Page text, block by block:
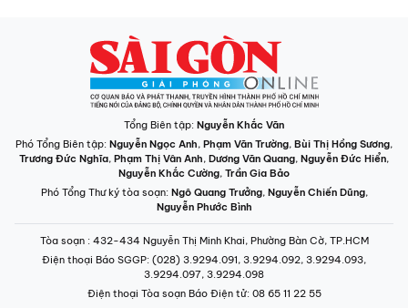
Tổng Biên tập: Nguyễn Khắc Văn
Phó Tổng Biên tập: Nguyễn Ngọc Anh, Phạm Văn Trường, Bùi Thị Hồng Sương,
Trương Đức Nghĩa, Phạm Thị Vân Anh, Dương Văn Quang, Nguyễn Đức Hiển,
Nguyễn Khắc Cường, Trần Gia Bảo
Phó Tổng Thư ký tòa soạn: Ngô Quang Trưởng, Nguyễn Chiến Dũng,
Nguyễn Phước Bình
Tòa soạn : 432-434 Nguyễn Thị Minh Khai, Phường Bàn Cờ, TP.HCM
Điện thoại Báo SGGP: (028) 3.9294.091, 3.9294.092, 3.9294.093,
3.9294.097, 3.9294.098
Điện thoại Tòa soạn Báo Điện tử: 08 65 11 22 55